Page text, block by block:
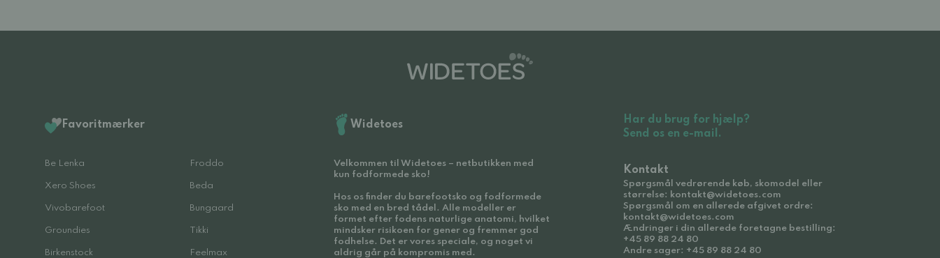
Favoritmærker
Be Lenka Froddo
Xero Shoes Beda
Vivobarefoot Bungaard
Groundies Tikki
Birkenstock Feelmax
Widetoes
Velkommen til Widetoes – netbutikken med
kun fodformede sko!
Hos os finder du barefootsko og fodformede
sko med en bred tådel. Alle modeller er
formet efter fodens naturlige anatomi, hvilket
mindsker risikoen for gener og fremmer god
fodhelse. Det er vores speciale, og noget vi
aldrig går på kompromis med.
Har du brug for hjælp?
Send os en e-mail.
Kontakt
Spørgsmål vedrørende køb, skomodel eller
størrelse: kontakt@widetoes.com
Spørgsmål om en allerede afgivet ordre:
kontakt@widetoes.com
Ændringer i din allerede foretagne bestilling:
+45 89 88 24 80
Andre sager: +45 89 88 24 80